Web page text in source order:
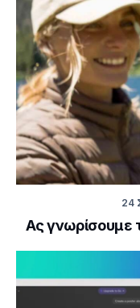
24
Ας γνωρίσουμε